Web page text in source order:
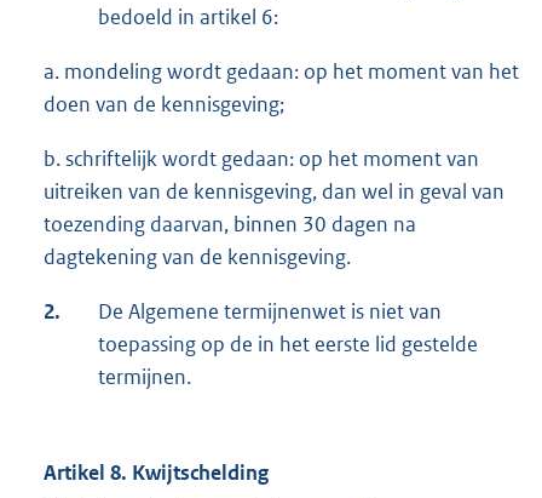
bedoeld in artikel 6:
a. mondeling wordt gedaan: op het moment van het
doen van de kennisgeving;
b. schriftelijk wordt gedaan: op het moment van
uitreiken van de kennisgeving, dan wel in geval van
toezending daarvan, binnen 30 dagen na
dagtekening van de kennisgeving.
2.
De Algemene termijnenwet is niet van
toepassing op de in het eerste lid gestelde
termijnen.
Artikel 8. Kwijtschelding